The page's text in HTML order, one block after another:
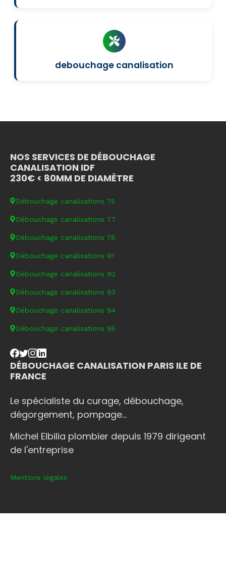
debouchage canalisation
NOS SERVICES DE DÉBOUCHAGE
CANALISATION IDF
230€ < 80MM DE DIAMÈTRE
Débouchage canalisations 75
Débouchage canalisations 77
Débouchage canalisations 78
Débouchage canalisations 91
Débouchage canalisations 92
Débouchage canalisations 93
Débouchage canalisations 94
Débouchage canalisations 95
DÉBOUCHAGE CANALISATION PARIS ILE DE
FRANCE
Le spécialiste du curage, débouchage,
dégorgement, pompage...
Michel Elbilia plombier depuis 1979 dirigeant
de l'entreprise
Mentions légales